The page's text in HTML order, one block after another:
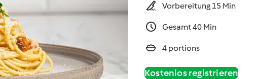
Vorbereitung 15 Min
Gesamt 40 Min
4 portions
Kostenlos registrieren